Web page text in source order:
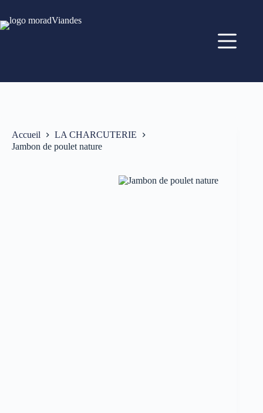
Accueil
LA CHARCUTERIE
Jambon de poulet nature